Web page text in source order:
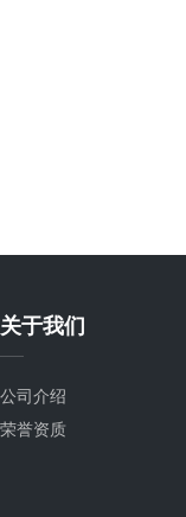
关于我们
公司介绍
荣誉资质